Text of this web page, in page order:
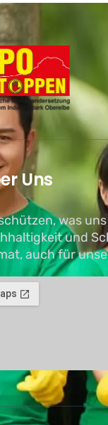
Uns
was
und
auch für